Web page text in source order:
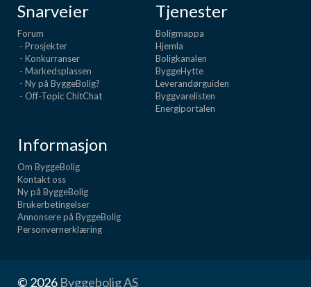
Snarveier
Forum
- Prosjekter
- Konkurranser
- Markedsplassen
- Ny på ByggeBolig?
- Off-Topic ChitChat
Tjenester
Boligmappa
Hjemla
Boligkanalen
ByggeHytte
Leverandørguiden
Byggvarelisten
Energiportalen
Informasjon
Om ByggeBolig
Kontakt oss
Ny på ByggeBolig
Brukerbetingelser
Annonsere på ByggeBolig
Personvernerklæring
© 2026 Byggebolig AS